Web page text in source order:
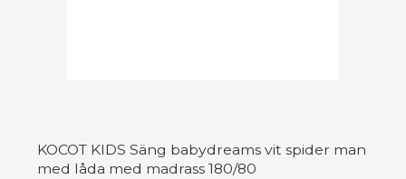
KOCOT KIDS Säng babydreams vit spider man
med låda med madrass 180/80